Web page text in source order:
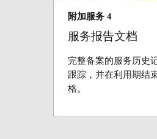
附加服务 4
服务报告文档
完整备案的服务历史
跟踪，并在利用期结
格。